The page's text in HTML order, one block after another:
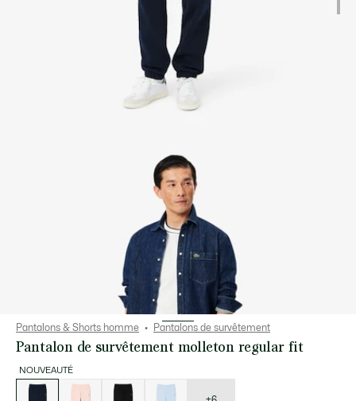
Pantalons & Shorts homme Pantalons de survêtement
Pantalon de survêtement molleton regular fit
NOUVEAUTÉ
Liste
des